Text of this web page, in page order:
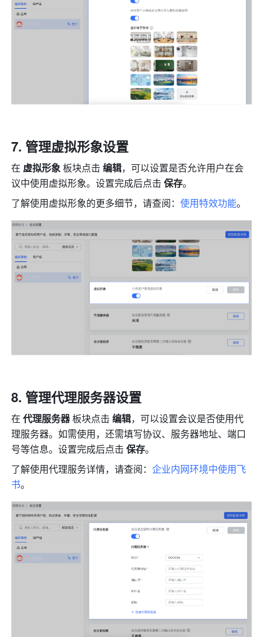
管理虚拟形象设置
在 虚拟形象 板块点击 编辑，可以设置是否允许用户在会
议中使用虚拟形象。设置完成后点击 保存。
了解使用虚拟形象的更多细节，请查阅：使用特效功能。
管理代理服务器设置
在 代理服务器 板块点击 编辑，可以设置会议是否使用代
理服务器。如需使用，还需填写协议、服务器地址、端口
号等信息。设置完成后点击 保存。
了解使用代理服务详情，请查阅：企业内网环境中使用飞
书。